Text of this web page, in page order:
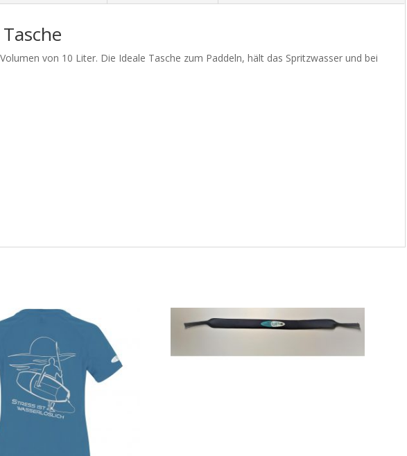
von 10 Liter. Die Ideale Tasche zum Paddeln, hält das Spritzwasser und bei